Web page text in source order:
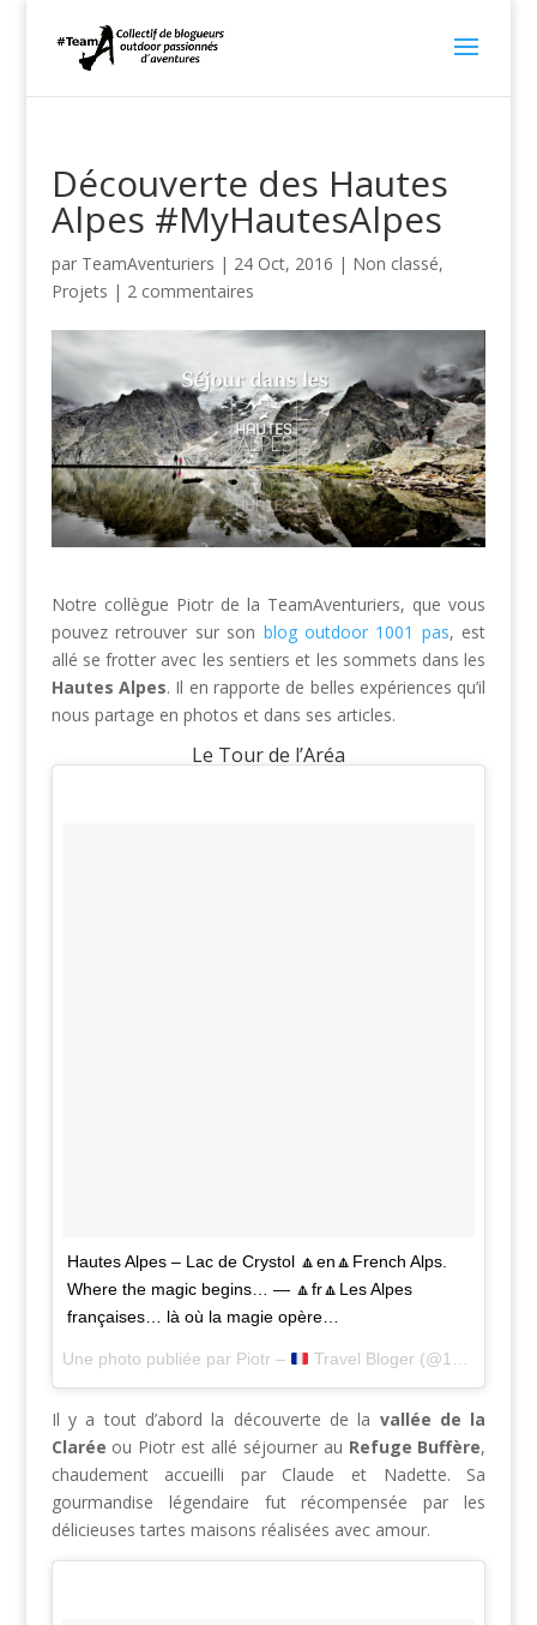
Découverte des Hautes
Alpes #MyHautesAlpes
par TeamAventuriers | 24 Oct, 2016 | Non classé,
Projets | 2 commentaires
Notre collègue Piotr de la TeamAventuriers, que vous
pouvez retrouver sur son blog outdoor 1001 pas, est
allé se frotter avec les sentiers et les sommets dans les
Hautes Alpes. Il en rapporte de belles expériences qu’il
nous partage en photos et dans ses articles.
Le Tour de l’Aréa
Hautes Alpes – Lac de Crystol 🔼en🔼French Alps.
Where the magic begins… — 🔼fr🔼Les Alpes
françaises… là où la magie opère…
Une photo publiée par Piotr – Travel Bloger (@1001pas) le
Il y a tout d’abord la découverte de la vallée de la
Clarée ou Piotr est allé séjourner au Refuge Buffère,
chaudement accueilli par Claude et Nadette. Sa
gourmandise légendaire fut récompensée par les
délicieuses tartes maisons réalisées avec amour.